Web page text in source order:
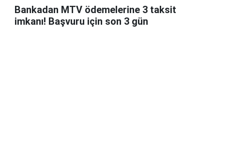
Bankadan MTV ödemelerine 3 taksit
imkanı! Başvuru için son 3 gün